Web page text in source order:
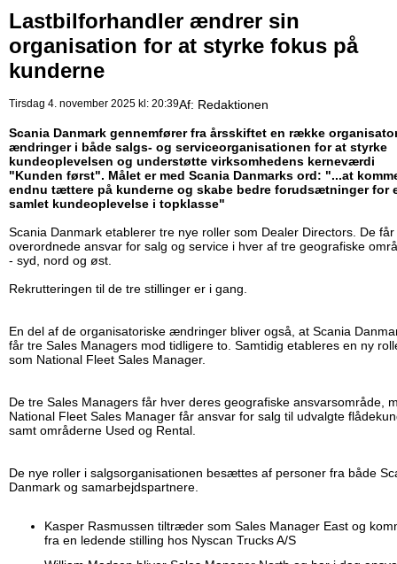
Lastbilforhandler ændrer sin
organisation for at styrke fokus på
kunderne
Tirsdag 4. november 2025 kl: 20:39Af: Redaktionen
Scania Danmark gennemfører fra årsskiftet en række
ændringer i både salgs- og serviceorganisationen for at styrke
kundeoplevelsen og understøtte virksomhedens kerneværdi
"Kunden først". Målet er med Scania Danmarks ord: "...at
endnu tættere på kunderne og skabe bedre forudsætninger for
samlet kundeoplevelse i topklasse"
Scania Danmark etablerer tre nye roller som Dealer Directors. De får
overordnede ansvar for salg og service i hver af tre geografiske
- syd, nord og øst.
Rekrutteringen til de tre stillinger er i gang.
En del af de organisatoriske ændringer bliver også, at Scania
får tre Sales Managers mod tidligere to. Samtidig etableres en ny
som National Fleet Sales Manager.
De tre Sales Managers får hver deres geografiske ansvarsområde,
National Fleet Sales Manager får ansvar for salg til udvalgte
samt områderne Used og Rental.
De nye roller i salgsorganisationen besættes af personer fra både
Danmark og samarbejdspartnere.
Kasper Rasmussen tiltræder som Sales Manager East og
fra en ledende stilling hos Nyscan Trucks A/S